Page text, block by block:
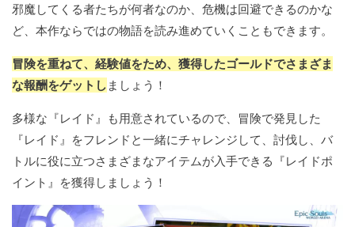
邪魔してくる者たちが何者なのか、危機は回避できるのかな
ど、本作ならではの物語を読み進めていくこともできます。
冒険を重ねて、経験値をため、獲得したゴールドでさまざま
な報酬をゲットし ましょう！
多様な『レイド』も用意されているので、冒険で発見した
『レイド』をフレンドと一緒にチャレンジして、討伐し、バ
トルに役に立つさまざまなアイテムが入手できる『レイドポ
イント』を獲得しましょう！